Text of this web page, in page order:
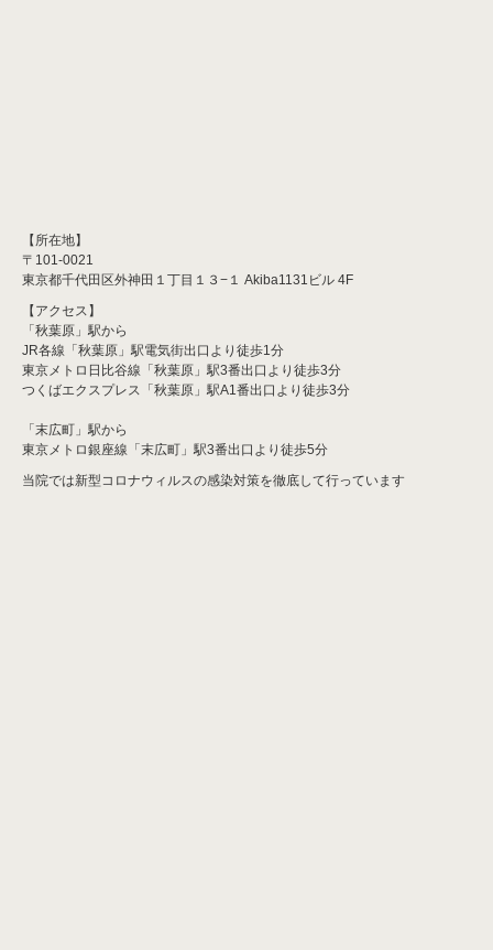
【所在地】
〒101-0021
東京都千代田区外神田１丁目１３−１ Akiba1131ビル 4F
【アクセス】
「秋葉原」駅から
JR各線「秋葉原」駅電気街出口より徒歩1分
東京メトロ日比谷線「秋葉原」駅3番出口より徒歩3分
つくばエクスプレス「秋葉原」駅A1番出口より徒歩3分
「末広町」駅から
東京メトロ銀座線「末広町」駅3番出口より徒歩5分
当院では新型コロナウィルスの感染対策を徹底して行っています